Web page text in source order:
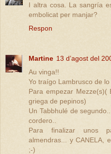
I altra cosa. La sangría
embolicat per manjar?
Respon
Martine 13 d’agost del
Au vinga!!
Yo traígo Lambrusco de
Para empezar Mezze(s)(
griega de pepinos)
Un Tabbhulé de
cordero..
Para finalizar unos
almendras... y CANELA,
;-)